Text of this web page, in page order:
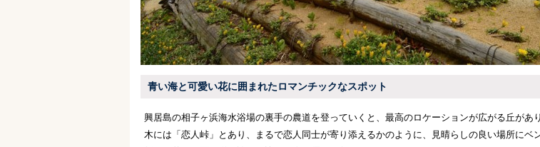
青い海と可愛い花に囲まれたロマンチックなスポット
興居島の相子ヶ浜海水浴場の裏手の農道を登っていくと、最高のロケーションが広がる丘があり
木には「恋人峠」とあり、まるで恋人同士が寄り添えるかのように、見晴らしの良い場所にベ